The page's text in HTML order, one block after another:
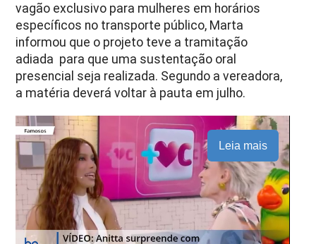
vagão exclusivo para mulheres em horários
específicos no transporte público, Marta
informou que o projeto teve a tramitação
adiada para que uma sustentação oral
presencial seja realizada. Segundo a vereadora,
a matéria deverá voltar à pauta em julho.
Leia mais